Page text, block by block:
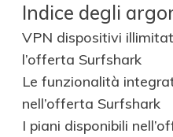
Indice degli
VPN dispositivi
l’offerta Surfshark
Le funzionalità
nell’offerta Surfshark
I piani disponibili